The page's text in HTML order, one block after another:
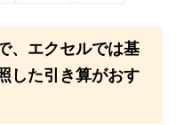
、エクセルでは基
した引き算がおす